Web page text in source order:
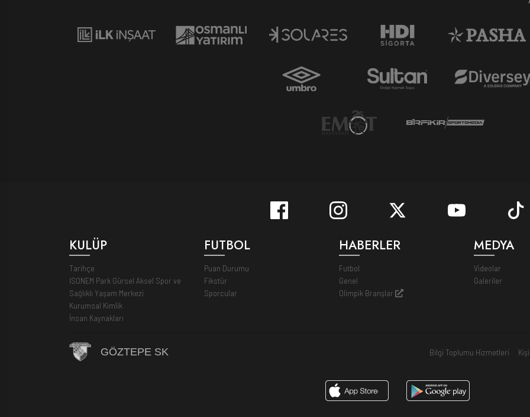
KULÜP
Tarihçe
ISONEM Park Gürsel Aksel Spor ve
Sağlıklı Yaşam Merkezi
Kurumsal Kimlik
İnsan Kaynakları
FUTBOL
Puan Durumu
Fikstür
Sporcular
HABERLER
Futbol
Genel
Olimpik Branşlar
MEDYA
Videolar
Galeriler
GÖZTEPE SK Bilgi Toplumu Hizmetleri